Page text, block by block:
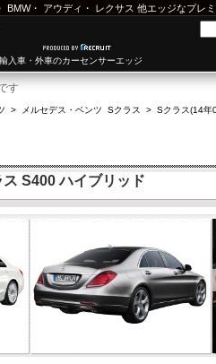
BMW・ アウディ ・ レクサス 他エッジなプレ
入車・外車のカーセンサーエッジ
す
> メルセデス・ベンツ Sクラス > Sクラス(14年
S400 ハイブリッド